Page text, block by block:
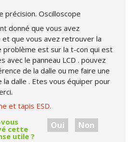
précision. Oscilloscope
donné que vous avez
et que vous avez retrouver la
est sur la t-con qui est
avec le panneau LCD . pouvez
de la dalle ou me faire une
dalle . Etes vous équiper pour
et tapis ESD.
cette
utile ?
Oui Non